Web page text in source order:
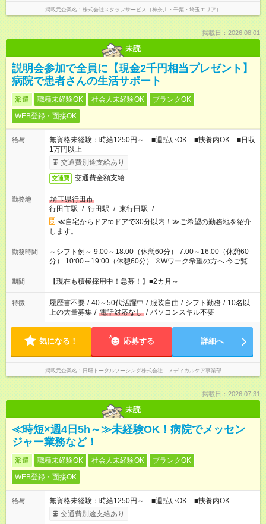
掲載元企業名 株式会社スタッフサービス（神奈川・千葉・埼玉エリア）
掲載日：2026.08.01
未読
説明会参加で全員に【現金2千円相当プレゼント】
病院で患者さんの生活サポート
派遣 職種未経験OK 社会人未経験OK
ブランクOK
WEB登録・面接OK
給与
無資格未経験：時給1250円～ ■週払いOK ■扶養内OK ■日収
1万円以上
交通費別途支給あり
交通費 交通費全額支給
勤務地
埼玉県行田市
行田市駅 / 行田駅 / 東行田駅 / …
≪自宅からドアtoドアで30分以内！≫ご希望の勤務地を紹介
します。
勤務時間
～シフト例～ 9:00～18:00（休憩60分） 7:00～16:00（休憩60
分） 10:00～19:00（休憩60分） ※Wワーク希望の方へ 今ご覧の
お仕事で希望する勤務時間と、もう1つのお仕事の勤務時間の合
計が 週40時間を超えなければOKです。
期間 【現在も積極採用中！急募！】■2カ月～
特徴 履歴書不要 / 40～50代活躍中 / 服装自由 / シフト勤務 / 10名以
上の大量募集 / 電話対応なし / パソコンスキル不要
気になる！ 応募する 詳細へ
掲載元企業名 日研トータルソーシング株式会社 メディカルケア事業部
掲載日：2026.07.31
未読
≪時短×週4日5h～≫未経験OK！病院でメッセン
ジャー業務など！
派遣 職種未経験OK 社会人未経験OK
ブランクOK
WEB登録・面接OK
給与
無資格未経験：時給1250円～ ■週払いOK ■扶養内OK
交通費別途支給あり